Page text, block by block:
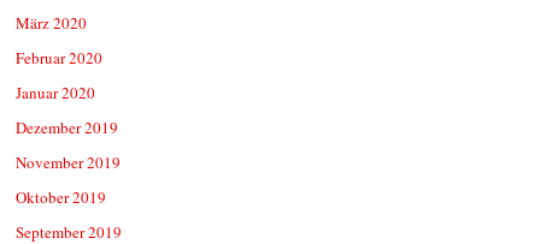
März 2020
Februar 2020
Januar 2020
Dezember 2019
November 2019
Oktober 2019
September 2019